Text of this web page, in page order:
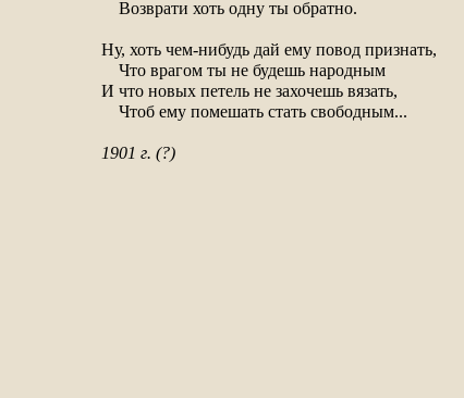
    Возврати хоть одну ты обратно.
Ну, хоть чем-нибудь дай ему повод признать,
    Что врагом ты не будешь народным
И что новых петель не захочешь вязать,
    Чтоб ему помешать стать свободным...
1901 г. (?)